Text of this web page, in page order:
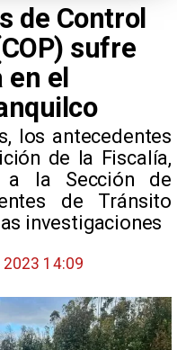
de Control
sufre
en el
los antecedentes
de la Fiscalía,
a la Sección de
de Tránsito
investigaciones
2023 14:09